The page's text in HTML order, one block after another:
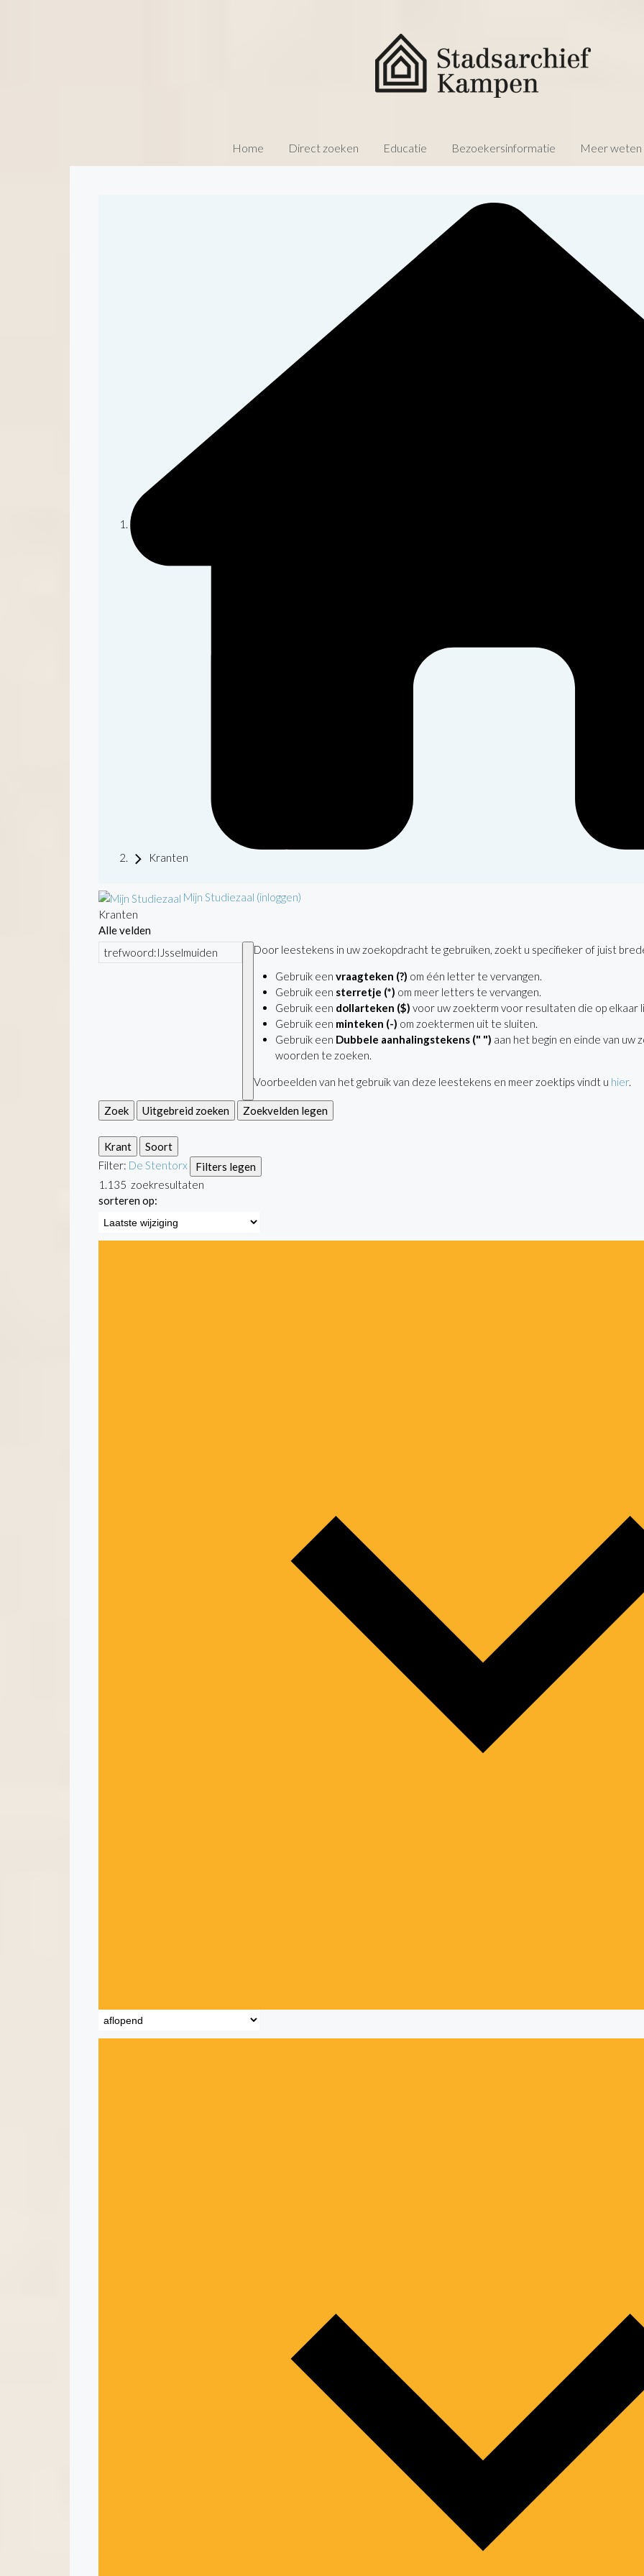
Home Direct zoeken Educatie Bezoekersinformatie Meer weten
Kranten
Mijn Studiezaal (inloggen)
Kranten
Alle velden
Door leestekens in uw zoekopdracht te gebruiken, zoekt u specifieker of juist
Gebruik een vraagteken (?) om één letter te vervangen.
Gebruik een sterretje (*) om meer letters te vervangen.
Gebruik een dollarteken ($) voor uw zoekterm voor resultaten die op elkaar
Gebruik een minteken (-) om zoektermen uit te sluiten.
Gebruik een Dubbele aanhalingstekens (" ") aan het begin en einde van uw
woorden te zoeken.
Voorbeelden van het gebruik van deze leestekens en meer zoektips vindt u hier.
Zoek Uitgebreid zoeken Zoekvelden legen
Krant
Soort
Filter: De Stentorx
Filters legen
1.135 zoekresultaten
sorteren op: